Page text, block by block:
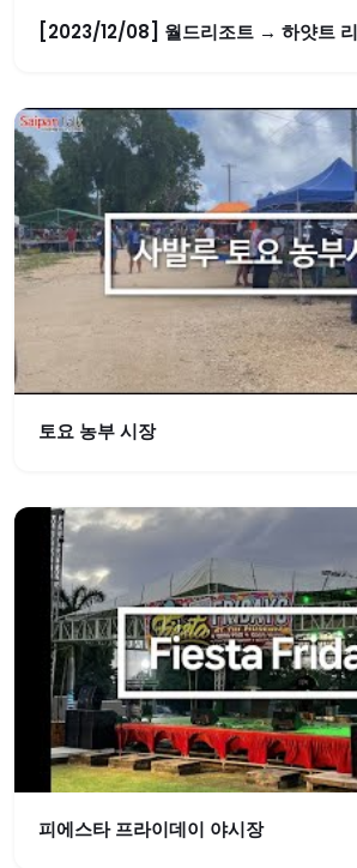
[2023/12/08] 월드리조트 → 하얏트
토요 농부 시장
피에스타 프라이데이 야시장